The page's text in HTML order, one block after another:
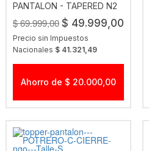
PANTALON - TAPERED N2
DRES AZL
$ 69.999,00 $ 49.999,00
Precio sin Impuestos
Nacionales $ 41.321,49
Ahorro de $ 20.000,00